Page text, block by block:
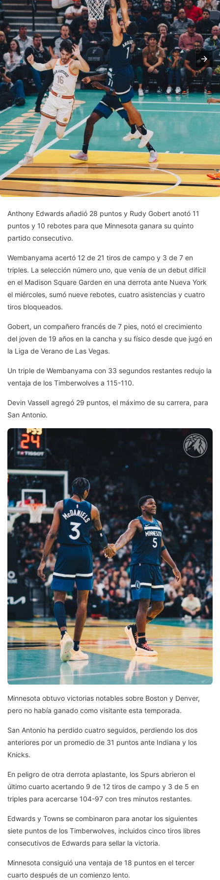
Anthony Edwards añadió 28 puntos y Rudy Gobert anotó 11
puntos y 10 rebotes para que Minnesota ganara su quinto
partido consecutivo.
Wembanyama acertó 12 de 21 tiros de campo y 3 de 7 en
triples. La selección número uno, que venía de un debut difícil
en el Madison Square Garden en una derrota ante Nueva York
el miércoles, sumó nueve rebotes, cuatro asistencias y cuatro
tiros bloqueados.
Gobert, un compañero francés de 7 pies, notó el crecimiento
del joven de 19 años en la cancha y su físico desde que jugó en
la Liga de Verano de Las Vegas.
Un triple de Wembanyama con 33 segundos restantes redujo la
ventaja de los Timberwolves a 115-110.
Devin Vassell agregó 29 puntos, el máximo de su carrera, para
San Antonio.
Minnesota obtuvo victorias notables sobre Boston y Denver,
pero no había ganado como visitante esta temporada.
San Antonio ha perdido cuatro seguidos, perdiendo los dos
anteriores por un promedio de 31 puntos ante Indiana y los
Knicks.
En peligro de otra derrota aplastante, los Spurs abrieron el
último cuarto acertando 9 de 12 tiros de campo y 3 de 5 en
triples para acercarse 104-97 con tres minutos restantes.
Edwards y Towns se combinaron para anotar los siguientes
siete puntos de los Timberwolves, incluidos cinco tiros libres
consecutivos de Edwards para sellar la victoria.
Minnesota consiguió una ventaja de 18 puntos en el tercer
cuarto después de un comienzo lento.